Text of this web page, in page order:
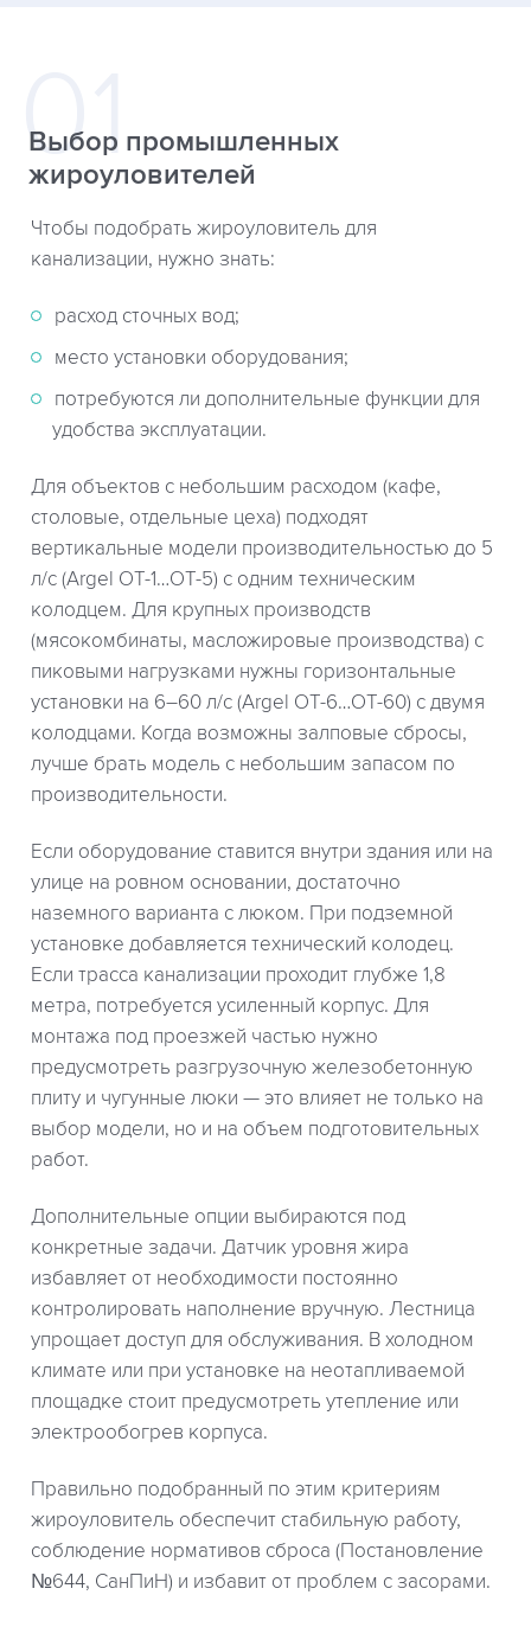
Выбор промышленных
жироуловителей
Чтобы подобрать жироуловитель для
канализации, нужно знать:
расход сточных вод;
место установки оборудования;
потребуются ли дополнительные функции для
удобства эксплуатации.
Для объектов с небольшим расходом (кафе,
столовые, отдельные цеха) подходят
вертикальные модели производительностью до 5
л/с (Argel OT-1…OT-5) с одним техническим
колодцем. Для крупных производств
(мясокомбинаты, масложировые производства) с
пиковыми нагрузками нужны горизонтальные
установки на 6–60 л/с (Argel OT-6…OT-60) с двумя
колодцами. Когда возможны залповые сбросы,
лучше брать модель с небольшим запасом по
производительности.
Если оборудование ставится внутри здания или на
улице на ровном основании, достаточно
наземного варианта с люком. При подземной
установке добавляется технический колодец.
Если трасса канализации проходит глубже 1,8
метра, потребуется усиленный корпус. Для
монтажа под проезжей частью нужно
предусмотреть разгрузочную железобетонную
плиту и чугунные люки — это влияет не только на
выбор модели, но и на объем подготовительных
работ.
Дополнительные опции выбираются под
конкретные задачи. Датчик уровня жира
избавляет от необходимости постоянно
контролировать наполнение вручную. Лестница
упрощает доступ для обслуживания. В холодном
климате или при установке на неотапливаемой
площадке стоит предусмотреть утепление или
электрообогрев корпуса.
Правильно подобранный по этим критериям
жироуловитель обеспечит стабильную работу,
соблюдение нормативов сброса (Постановление
№644, СанПиН) и избавит от проблем с засорами.